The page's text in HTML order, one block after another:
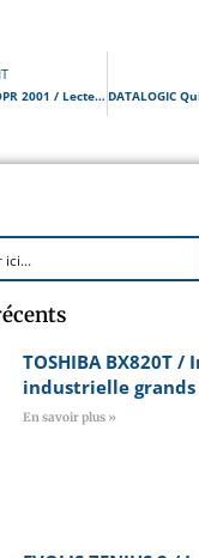
OPTICON OPR 2001 / Lecteur Code Barre Filaire
TOSHIBA BX820T
industrielle
En savoir plus »